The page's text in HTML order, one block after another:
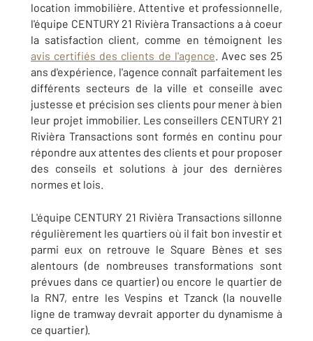
location immobilière. Attentive et professionnelle,
l'équipe CENTURY 21 Rivièra Transactions a à coeur
la satisfaction client, comme en témoignent les
avis certifiés des clients de l'agence. Avec ses 25
ans d'expérience, l'agence connaît parfaitement les
différents secteurs de la ville et conseille avec
justesse et précision ses clients pour mener à bien
leur projet immobilier. Les conseillers CENTURY 21
Rivièra Transactions sont formés en continu pour
répondre aux attentes des clients et pour proposer
des conseils et solutions à jour des dernières
normes et lois.
L'équipe CENTURY 21 Rivièra Transactions sillonne
régulièrement les quartiers où il fait bon investir et
parmi eux on retrouve le Square Bènes et ses
alentours (de nombreuses transformations sont
prévues dans ce quartier) ou encore le quartier de
la RN7, entre les Vespins et Tzanck (la nouvelle
ligne de tramway devrait apporter du dynamisme à
ce quartier).